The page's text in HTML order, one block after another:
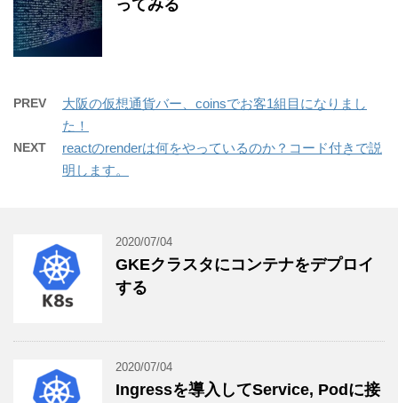
ってみる
PREV
大阪の仮想通貨バー、coinsでお客1組目になりまし
た！
NEXT
reactのrenderは何をやっているのか？コード付きで説
明します。
2020/07/04
GKEクラスタにコンテナをデプロイ
する
2020/07/04
Ingressを導入してService, Podに接